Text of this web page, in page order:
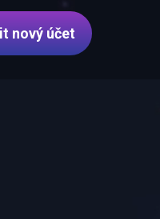
nový účet